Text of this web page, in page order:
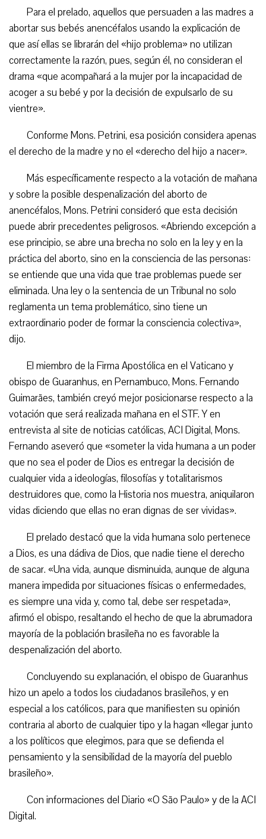
Para el prelado, aquellos que persuaden a las madres a
abortar sus bebés anencéfalos usando la explicación de
que así ellas se librarán del «hijo problema» no utilizan
correctamente la razón, pues, según él, no consideran el
drama «que acompañará a la mujer por la incapacidad de
acoger a su bebé y por la decisión de expulsarlo de su
vientre».
Conforme Mons. Petrini, esa posición considera apenas
el derecho de la madre y no el «derecho del hijo a nacer».
Más específicamente respecto a la votación de mañana
y sobre la posible despenalización del aborto de
anencéfalos, Mons. Petrini consideró que esta decisión
puede abrir precedentes peligrosos. «Abriendo excepción a
ese principio, se abre una brecha no solo en la ley y en la
práctica del aborto, sino en la consciencia de las personas:
se entiende que una vida que trae problemas puede ser
eliminada. Una ley o la sentencia de un Tribunal no solo
reglamenta un tema problemático, sino tiene un
extraordinario poder de formar la consciencia colectiva»,
dijo.
El miembro de la Firma Apostólica en el Vaticano y
obispo de Guaranhus, en Pernambuco, Mons. Fernando
Guimarães, también creyó mejor posicionarse respecto a la
votación que será realizada mañana en el STF. Y en
entrevista al site de noticias católicas, ACI Digital, Mons.
Fernando aseveró que «someter la vida humana a un poder
que no sea el poder de Dios es entregar la decisión de
cualquier vida a ideologías, filosofías y totalitarismos
destruidores que, como la Historia nos muestra, aniquilaron
vidas diciendo que ellas no eran dignas de ser vividas».
El prelado destacó que la vida humana solo pertenece
a Dios, es una dádiva de Dios, que nadie tiene el derecho
de sacar. «Una vida, aunque disminuida, aunque de alguna
manera impedida por situaciones físicas o enfermedades,
es siempre una vida y, como tal, debe ser respetada»,
afirmó el obispo, resaltando el hecho de que la abrumadora
mayoría de la población brasileña no es favorable la
despenalización del aborto.
Concluyendo su explanación, el obispo de Guaranhus
hizo un apelo a todos los ciudadanos brasileños, y en
especial a los católicos, para que manifiesten su opinión
contraria al aborto de cualquier tipo y la hagan «llegar junto
a los políticos que elegimos, para que se defienda el
pensamiento y la sensibilidad de la mayoría del pueblo
brasileño».
Con informaciones del Diario «O São Paulo» y de la ACI
Digital.